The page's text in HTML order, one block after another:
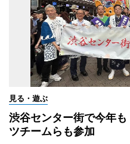
見る・遊ぶ
渋谷センター街で今年
ツチームらも参加